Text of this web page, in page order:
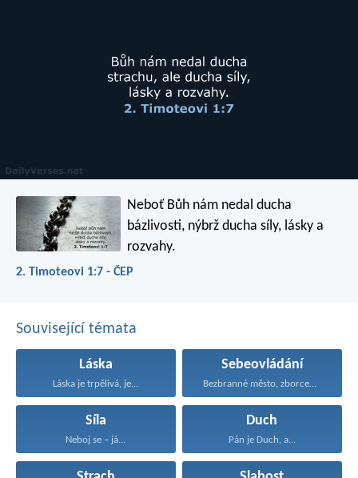
Neboť Bůh nám nedal ducha
bázlivosti, nýbrž ducha síly, lásky a
rozvahy.
2. Timoteovi 1:7 - ČEP
Související témata
Láska
Láska je trpělivá, je...
Sebeovládání
Bezbranné město, zborcená hradba...
Síla
Neboj se – já...
Duch
Pán je Duch, a...